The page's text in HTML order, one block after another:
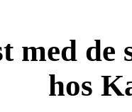
de
hos